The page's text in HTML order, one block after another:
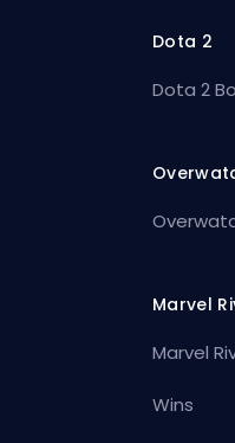
Dota 2
Dota 2
Marvel
Marvel
Wins